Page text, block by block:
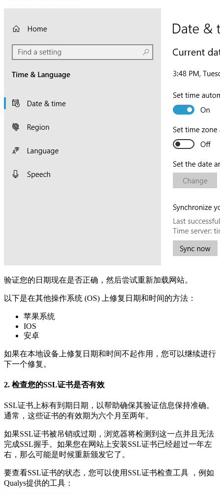
验证您的日期现在是否正确，然后尝试重新加载网站。
以下是在其他操作系统 (OS) 上修复日期和时间的方法：
苹果系统
IOS
安卓
如果在本地设备上修复日期和时间不起作用，您可以继续进行
下一个修复。
2. 检查您的SSL证书是否有效
SSL证书上标有到期日期，以帮助确保其验证信息保持准确。
通常，这些证书的有效期为六个月至两年。
如果SSL证书被吊销或过期，浏览器将检测到这一点并且无法
完成SSL握手。如果您在网站上安装SSL证书已经超过一年左
右，那么可能是时候重新颁发它了。
要查看SSL证书的状态，您可以使用SSL证书检查工具 ，例如
Qualys提供的工具：